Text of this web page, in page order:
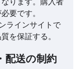
要です。
ラインサイトで
を保証する。
配送の制約